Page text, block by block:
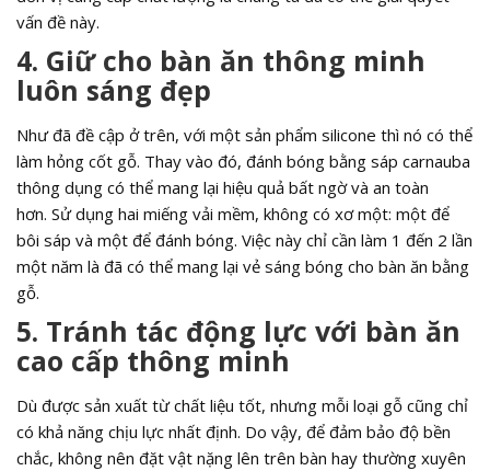
vấn đề này.
4. Giữ cho bàn ăn thông minh
luôn sáng đẹp
Như đã đề cập ở trên, với một sản phẩm silicone thì nó có thể
làm hỏng cốt gỗ. Thay vào đó, đánh bóng bằng sáp carnauba
thông dụng có thể mang lại hiệu quả bất ngờ và an toàn
hơn. Sử dụng hai miếng vải mềm, không có xơ một: một để
bôi sáp và một để đánh bóng. Việc này chỉ cần làm 1 đến 2 lần
một năm là đã có thể mang lại vẻ sáng bóng cho bàn ăn bằng
gỗ.
5. Tránh tác động lực với bàn ăn
cao cấp thông minh
Dù được sản xuất từ chất liệu tốt, nhưng mỗi loại gỗ cũng chỉ
có khả năng chịu lực nhất định. Do vậy, để đảm bảo độ bền
chắc, không nên đặt vật nặng lên trên bàn hay thường xuyên